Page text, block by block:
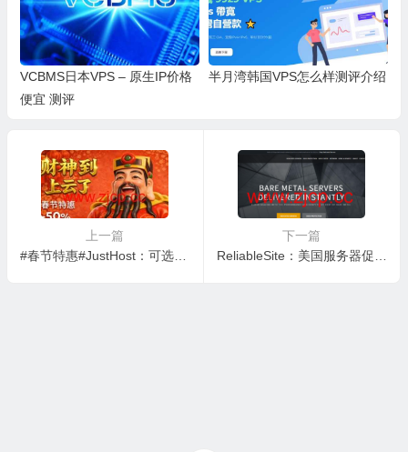
VCBMS日本VPS – 原生IP价格
便宜 测评
半月湾韩国VPS怎么样测评介绍
上一篇
#春节特惠#JustHost：可选全球20节点，首付 5 折 / 终身 7 折，不限流量 + 双栈 IP + 免费换 IP，折后 20.54元/月起
下一篇
ReliableSite：美国服务器促销月付$69起，Metal+会员$99 / 年，享 7.5 折硬件升级 + 免费 10G 不限流量与 IPv4